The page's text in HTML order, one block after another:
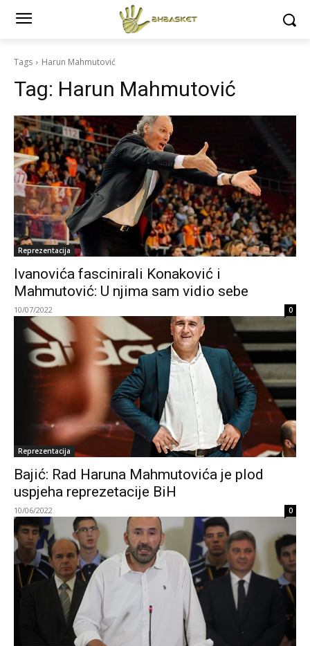
Tags Harun Mahmutović
Tag: Harun Mahmutović
Reprezentacija
Ivanovića fascinirali Konaković i
Mahmutović: U njima sam vidio sebe
10/07/2022 0
Reprezentacija
Bajić: Rad Haruna Mahmutovića je plod
uspjeha reprezetacije BiH
10/06/2022 0